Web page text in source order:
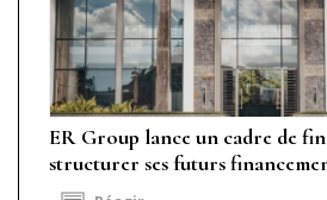
ER Group lance un cadre de
structurer ses futurs